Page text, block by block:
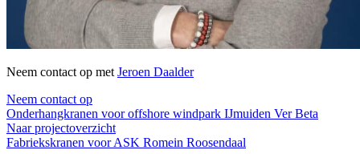
Neem contact op met Jeroen Daalder
Neem contact op
Onderhangkranen voor offshore windpark IJmuiden Ver Beta
Naar projectoverzicht
Fabriekskranen voor ASK Romein Roosendaal